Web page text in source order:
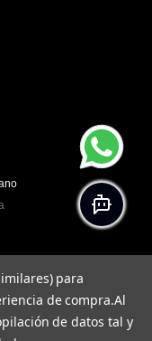
para
de compra.Al
de datos tal y